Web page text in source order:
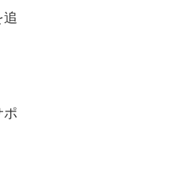
ポ